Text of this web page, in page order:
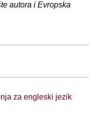
autora i Evropska
za engleski jezik